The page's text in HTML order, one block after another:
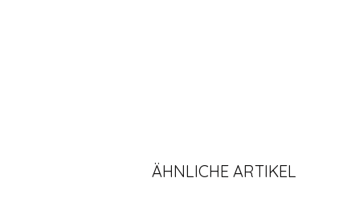
ÄHNLICHE ARTIKEL